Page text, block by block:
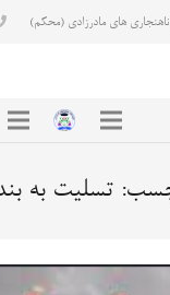
های مادرزادی (محکم)
تسلیت به